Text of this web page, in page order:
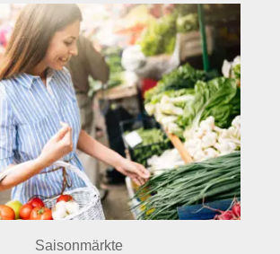
Saisonmärkte